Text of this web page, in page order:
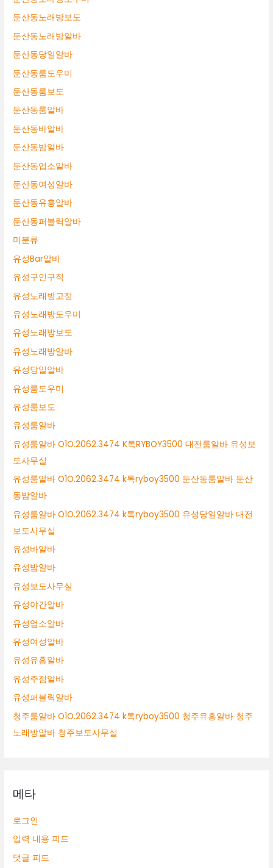
둔산동노래방보도
둔산동노래방알바
둔산동당일알바
둔산동룸도우미
둔산동룸보도
둔산동룸알바
둔산동바알바
둔산동밤알바
둔산동업소알바
둔산동여성알바
둔산동유흥알바
둔산동퍼블릭알바
미분류
유성Bar알바
유성구인구직
유성노래방고정
유성노래방도우미
유성노래방보도
유성노래방알바
유성당일알바
유성룸도우미
유성룸보도
유성룸알바
유성룸알바 O1O.2062.3474 K톡RYBOY3500 대전룸알바 유성보
도사무실
유성룸알바 O1O.2062.3474 k톡ryboy3500 둔산동룸알바 둔산
동밤알바
유성룸알바 O1O.2062.3474 k톡ryboy3500 유성당일알바 대전
보도사무실
유성바알바
유성밤알바
유성보도사무실
유성야간알바
유성업소알바
유성여성알바
유성유흥알바
유성주점알바
유성퍼블릭알바
청주룸알바 O1O.2062.3474 k톡ryboy3500 청주유흥알바 청주
노래방알바 청주보도사무실
메타
로그인
입력 내용 피드
댓글 피드